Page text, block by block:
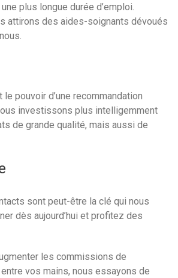
plus longue durée d’emploi.
attirons des aides-soignants dévoués
pouvoir d’une recommandation
investissons plus intelligemment
de grande qualité, mais aussi de
sont peut-être la clé qui nous
dès aujourd’hui et profitez des
les commissions de
vos mains, nous essayons de